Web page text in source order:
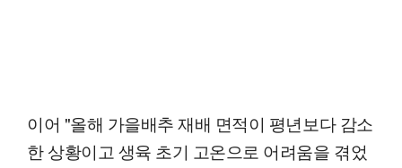
이어 "올해 가을배추 재배 면적이 평년보다 감소
한 상황이고 생육 초기 고온으로 어려움을 겪었